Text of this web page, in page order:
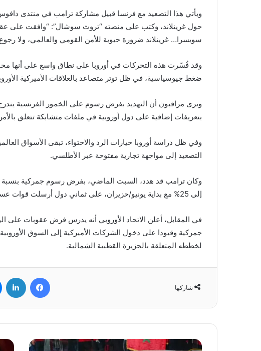
ويأتي هذا التصعيد مع فرنسا قبيل مشاركة ترامب في منتدى
حول غرينلاند، وكتب على منصته “تروث سوشال”: “وافقت على
سويسرا… غرينلاند ضرورة حيوية للأمن القومي والعالمي، ولا رجوع
وقد فُسّرت هذه التحركات في أوروبا على نطاق واسع على أنها
ضغط جيوسياسية، في ظل توتر متصاعد بالعلاقات الأميركية
ويرى مراقبون أن التهديد بفرض رسوم على الخمور الفرنسية
بتعريفات إضافية على دول أوروبية في ملفات متشابكة تتعلق
وفي ظل دراسة أوروبا خيارات الرد والاحتواء، تبقى الأسواق
التصعيد إلى مواجهة تجارية مفتوحة عبر الأطلسي.
إلى 25% مع بداية يونيو/حزيران، على ثماني دول أرسلت قوات عسكرية إلى غرينلاند.
جمركية وقيودا على دخول الشركات الأميركية إلى السوق
لخططه المتعلقة بالجزيرة القطبية الشمالية.
شاركها
فيسبوك